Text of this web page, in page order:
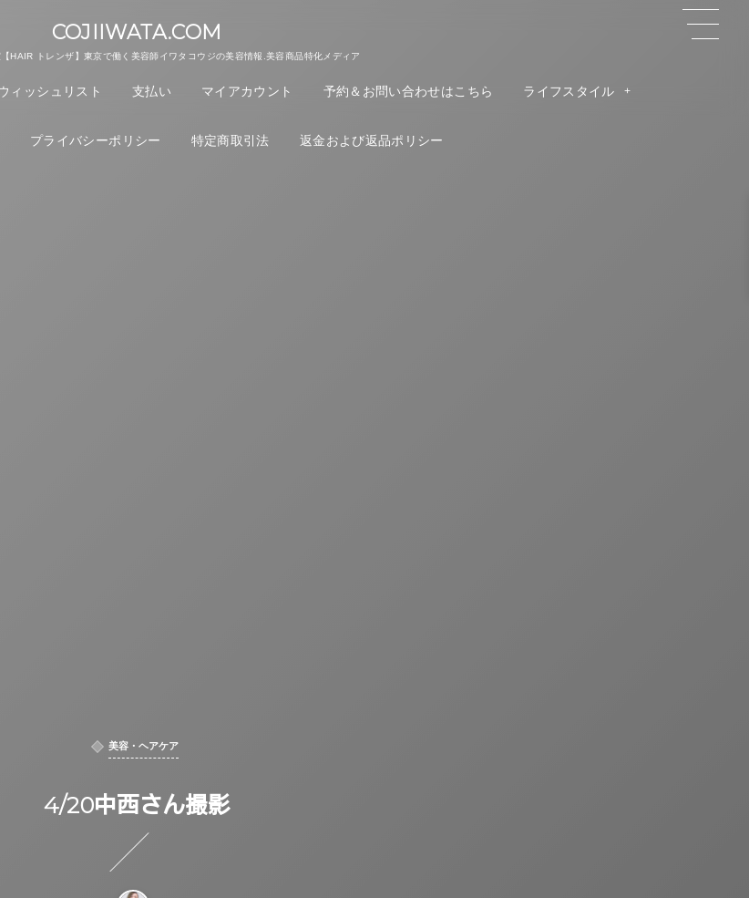
COJIIWATA.COM
HAIR トレンザ】東京で働く美容師イワタコウジの美容情報.美容商品特化メディア
ィッシュリスト 支払い マイアカウント 予約＆お問い合わせはこちら ライフスタイル
プライバシーポリシー 特定商取引法 返金および返品ポリシー
美容・ヘアケア
4/20中西さん撮影